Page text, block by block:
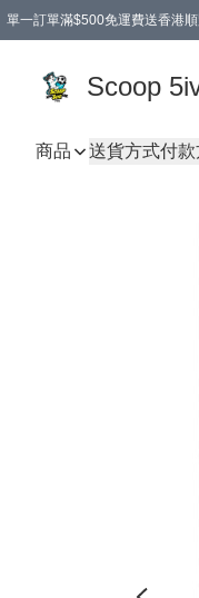
單一訂單滿$500免運費送香港
Scoop
商品 送貨方式付